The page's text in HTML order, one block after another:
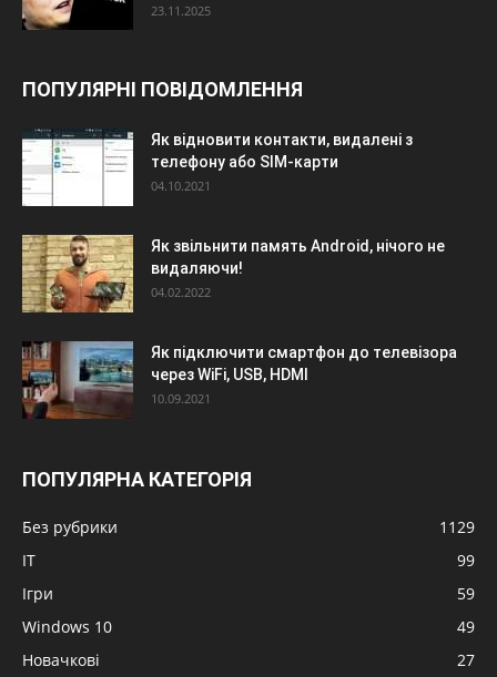
23.11.2025
ПОПУЛЯРНІ ПОВІДОМЛЕННЯ
Як відновити контакти, видалені з
телефону або SIM-карти
04.10.2021
Як звільнити память Android, нічого не
видаляючи!
04.02.2022
Як підключити смартфон до телевізора
через WiFi, USB, HDMI
10.09.2021
ПОПУЛЯРНА КАТЕГОРІЯ
Без рубрики
1129
IT
99
Ігри
59
Windows 10
49
Новачкові
27